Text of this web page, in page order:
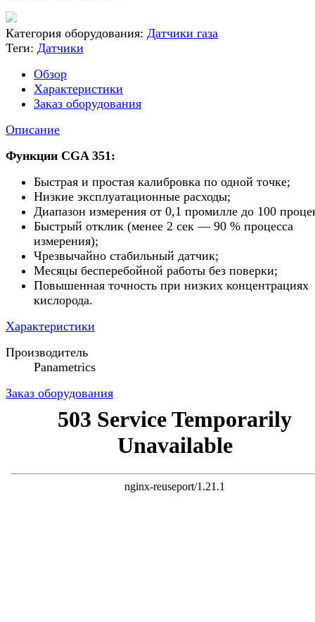
Категория оборудования: Датчики газа
Теги: Датчики
Обзор
Характеристики
Заказ оборудования
Описание
Функции CGA 351:
Быстрая и простая калибровка по одной точке;
Низкие эксплуатационные расходы;
Диапазон измерения от 0,1 промилле до 100
Быстрый отклик (менее 2 сек — 90 % процесса
измерения);
Чрезвычайно стабильный датчик;
Месяцы бесперебойной работы без поверки;
Повышенная точность при низких концентрациях
кислорода.
Характеристики
Производитель
Panametrics
Заказ оборудования